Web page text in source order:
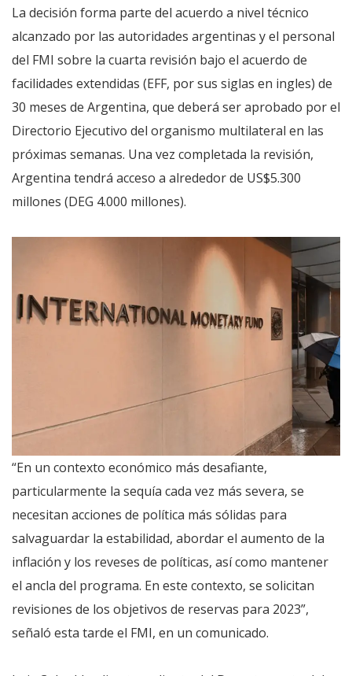
La decisión forma parte del acuerdo a nivel técnico
alcanzado por las autoridades argentinas y el personal
del FMI sobre la cuarta revisión bajo el acuerdo de
facilidades extendidas (EFF, por sus siglas en ingles) de
30 meses de Argentina, que deberá ser aprobado por el
Directorio Ejecutivo del organismo multilateral en las
próximas semanas. Una vez completada la revisión,
Argentina tendrá acceso a alrededor de US$5.300
millones (DEG 4.000 millones).
“En un contexto económico más desafiante,
particularmente la sequía cada vez más severa, se
necesitan acciones de política más sólidas para
salvaguardar la estabilidad, abordar el aumento de la
inflación y los reveses de políticas, así como mantener
el ancla del programa. En este contexto, se solicitan
revisiones de los objetivos de reservas para 2023”,
señaló esta tarde el FMI, en un comunicado.